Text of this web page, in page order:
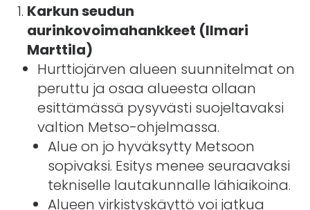
Karkun seudun
aurinkovoimahankkeet (Ilmari
Marttila)
Hurttiojärven alueen suunnitelmat on
peruttu ja osaa alueesta ollaan
esittämässä pysyvästi suojeltavaksi
valtion Metso-ohjelmassa.
Alue on jo hyväksytty Metsoon
sopivaksi. Esitys menee seuraavaksi
tekniselle lautakunnalle lähiaikoina.
Alueen virkistyskäyttö voi jatkua